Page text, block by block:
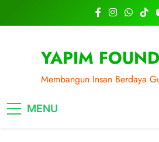
YAPIM
Membangun Insan Berdaya
MENU